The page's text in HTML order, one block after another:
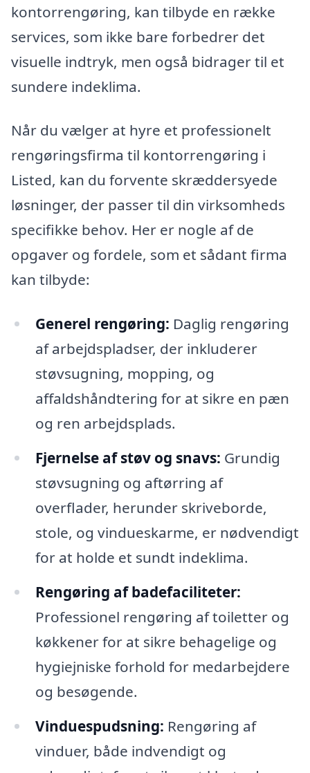
kontorrengøring, kan tilbyde en række
services, som ikke bare forbedrer det
visuelle indtryk, men også bidrager til et
sundere indeklima.
Når du vælger at hyre et professionelt
rengøringsfirma til kontorrengøring i
Listed, kan du forvente skræddersyede
løsninger, der passer til din virksomheds
specifikke behov. Her er nogle af de
opgaver og fordele, som et sådant firma
kan tilbyde:
Generel rengøring: Daglig rengøring
af arbejdspladser, der inkluderer
støvsugning, mopping, og
affaldshåndtering for at sikre en pæn
og ren arbejdsplads.
Fjernelse af støv og snavs: Grundig
støvsugning og aftørring af
overflader, herunder skriveborde,
stole, og vindueskarme, er nødvendigt
for at holde et sundt indeklima.
Rengøring af badefaciliteter:
Professionel rengøring af toiletter og
køkkener for at sikre behagelige og
hygiejniske forhold for medarbejdere
og besøgende.
Vinduespudsning: Rengøring af
vinduer, både indvendigt og